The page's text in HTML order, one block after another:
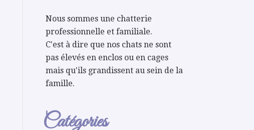
Nous sommes une chatterie
professionnelle et familiale.
C'est à dire que nos chats ne sont
pas élevés en enclos ou en cages
mais qu'ils grandissent au sein de la
famille.
Catégories